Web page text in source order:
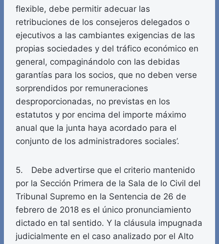
flexible, debe permitir adecuar las
retribuciones de los consejeros delegados o
ejecutivos a las cambiantes exigencias de las
propias sociedades y del tráfico económico en
general, compaginándolo con las debidas
garantías para los socios, que no deben verse
sorprendidos por remuneraciones
desproporcionadas, no previstas en los
estatutos y por encima del importe máximo
anual que la junta haya acordado para el
conjunto de los administradores sociales’.
5. Debe advertirse que el criterio mantenido
por la Sección Primera de la Sala de lo Civil del
Tribunal Supremo en la Sentencia de 26 de
febrero de 2018 es el único pronunciamiento
dictado en tal sentido. Y la cláusula impugnada
judicialmente en el caso analizado por el Alto